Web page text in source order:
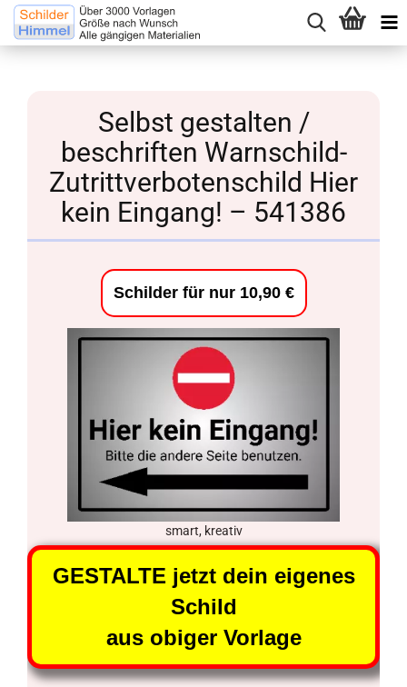
Selbst gestalten /
beschriften Warnschild-
Zutrittverbotenschild Hier
kein Eingang! – 541386
Schilder für nur 10,90 €
smart, kreativ
GESTALTE jetzt dein eigenes
Schild
aus obiger Vorlage